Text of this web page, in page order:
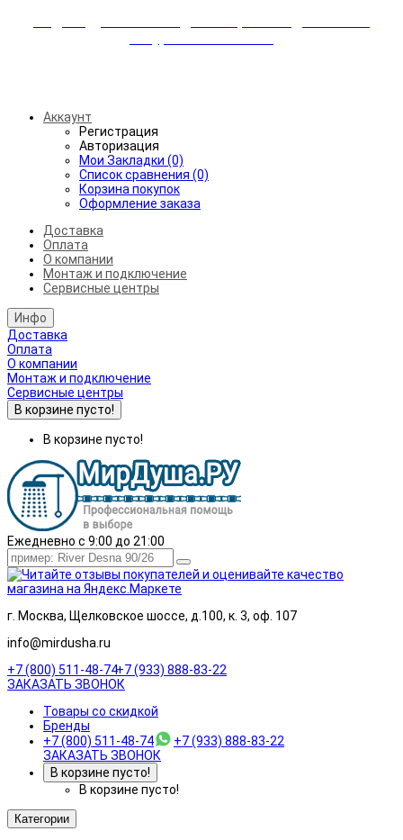
Аккаунт
Регистрация
Авторизация
Мои Закладки (0)
Список сравнения (0)
Корзина покупок
Оформление заказа
Доставка
Оплата
О компании
Монтаж и подключение
Сервисные центры
Инфо
Доставка
Оплата
О компании
Монтаж и подключение
Сервисные центры
В корзине пусто!
В корзине пусто!
Ежедневно с 9:00 до 21:00
г. Москва, Щелковское шоссе, д.100, к. 3, оф. 107
info@mirdusha.ru
+7 (800) 511-48-74+7 (933) 888-83-22
ЗАКАЗАТЬ ЗВОНОК
Товары со скидкой
Бренды
+7 (800) 511-48-74
+7 (933) 888-83-22
ЗАКАЗАТЬ ЗВОНОК
В корзине пусто!
В корзине пусто!
Категории